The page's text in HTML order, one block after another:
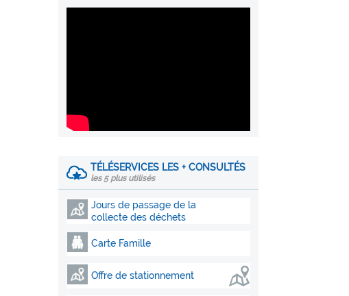
TÉLÉSERVICES LES + CONSULTÉS
les 5 plus utilisés
Jours de passage de la
collecte des déchets
Carte Famille
Offre de stationnement